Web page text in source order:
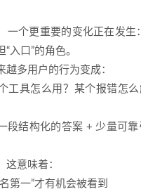
一个更重要的变化正在发生
入口”的角色。
越多用户的行为变成：
工具怎么用？某个报错怎
段结构化的答案 + 少量可
这意味着：
第一”才有机会被看到